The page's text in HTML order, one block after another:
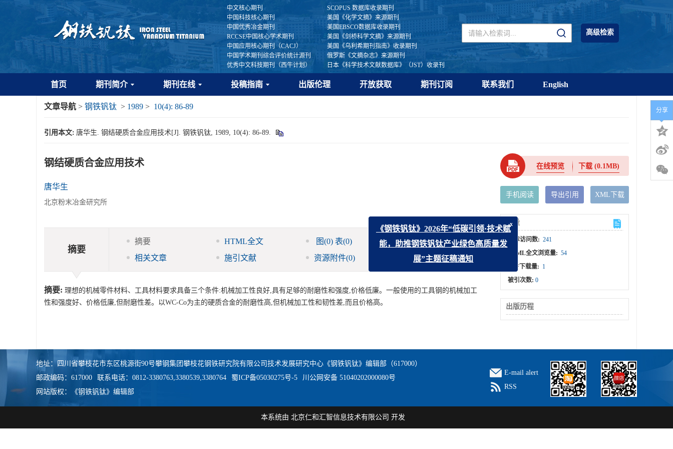
中文核心期刊
SCOPUS 数据库收录期刊
中国科技核心期刊
美国《化学文摘》来源期刊
中国优秀冶金期刊
美国EBSCO数据库收录期刊
RCCSE中国核心学术期刊
美国《剑桥科学文摘》来源期刊
中国应用核心期刊（CACJ）
美国《乌利希期刊指南》收录期刊
中国学术期刊综合评价统计源刊
俄罗斯《文摘杂志》来源期刊
优秀中文科技期刊（西牛计划）
日本《科学技术文献数据库》（JST）收录刊
高级检索
首页 期刊简介 期刊在线 投稿指南 出版伦理 开放获取 期刊订阅 联系我们 English
文章导航 > 钢铁钒钛 > 1989 > 10(4): 86-89
引用本文: 唐华生. 钢结硬质合金应用技术[J]. 钢铁钒钛, 1989, 10(4): 86-89.
钢结硬质合金应用技术
唐华生
北京粉末冶金研究所
摘要
摘要 HTML全文 图(0) 表(0) 参考文献(0)
相关文章
施引文献 资源附件(0) 访问统计
摘要: 理想的机械零件材料、工具材料要求具备三个条件:机械加工性良好,具有足够的耐磨性和强度,价格低廉。一般使用的工具钢的机械加工
性和强度好、价格低廉,但耐磨性差。以WC-Co为主的硬质合金的耐磨性高,但机械加工性和韧性差,而且价格高。
在线预览 下载(0.1MB)
手机阅读 导出引用 XML下载
计量
文章访问数: 241
HTML全文浏览量: 54
PDF下载量: 1
被引次数:0
出版历程
分享
地址：四川省攀枝花市东区桃源街90号攀钢集团攀枝花钢铁研究院有限公司技术发展研究中心《钢铁钒钛》编辑部（617000）
邮政编码：617000
联系电话：0812-3380763,3380539,3380764 蜀ICP备05030275号-5
川公网安备 51040202000080号
网站版权：《钢铁钒钛》编辑部
E-mail alert
RSS
本系统由 北京仁和汇智信息技术有限公司 开发
x
《钢铁钒钛》2026年“低碳引领·技术赋
能，助推钢铁钒钛产业绿色高质量发